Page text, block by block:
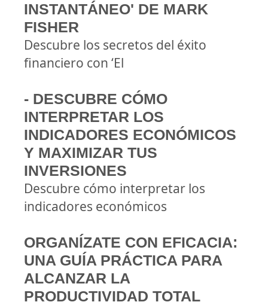
INSTANTÁNEO' DE MARK
FISHER
Descubre los secretos del éxito
financiero con ‘El
- DESCUBRE CÓMO
INTERPRETAR LOS
INDICADORES ECONÓMICOS
Y MAXIMIZAR TUS
INVERSIONES
Descubre cómo interpretar los
indicadores económicos
ORGANÍZATE CON EFICACIA:
UNA GUÍA PRÁCTICA PARA
ALCANZAR LA
PRODUCTIVIDAD TOTAL